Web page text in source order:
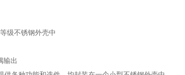
级不锈钢外壳中
输出